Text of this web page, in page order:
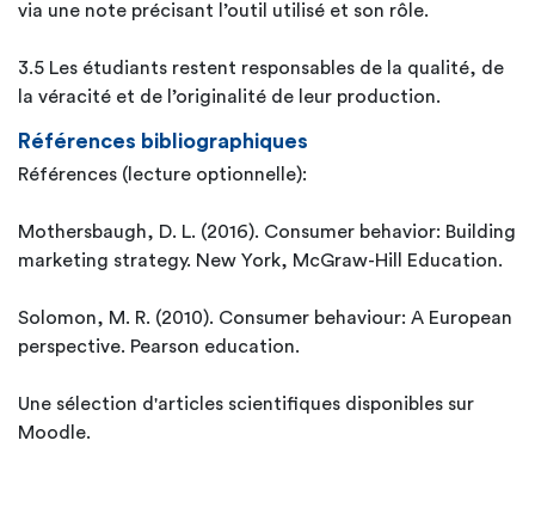
via une note précisant l’outil utilisé et son rôle.
3.5 Les étudiants restent responsables de la qualité, de
la véracité et de l’originalité de leur production.
Références bibliographiques
Références (lecture optionnelle):
Mothersbaugh, D. L. (2016). Consumer behavior: Building
marketing strategy. New York, McGraw-Hill Education.
Solomon, M. R. (2010). Consumer behaviour: A European
perspective. Pearson education.
Une sélection d'articles scientifiques disponibles sur
Moodle.